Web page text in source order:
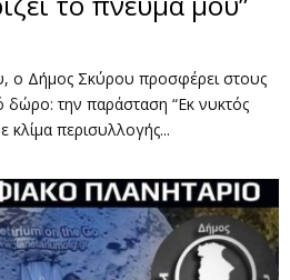
ο Δήμος Σκύρου προσφέρει στους
δώρο: την παράσταση “Εκ νυκτός
κλίμα περισυλλογής...